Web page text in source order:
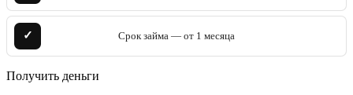
✓ Срок займа — от 1 месяца
Получить деньги